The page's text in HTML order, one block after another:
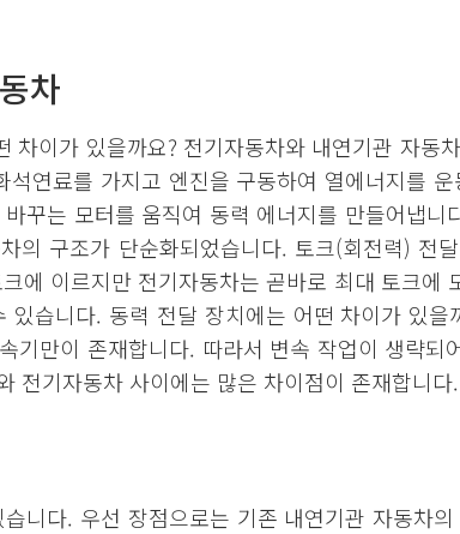
차
차이가 있을까요? 전기자동차와 내연기관 자동
연료를 가지고 엔진을 구동하여 열에너지를
꾸는 모터를 움직여 동력 에너지를 만들어냅니
의 구조가 단순화되었습니다. 토크(회전력) 전
에 이르지만 전기자동차는 곧바로 최대 토크에
습니다. 동력 전달 장치에는 어떤 차이가 있을
기만이 존재합니다. 따라서 변속 작업이 생략되
전기자동차 사이에는 많은 차이점이 존재합니다.
니다. 우선 장점으로는 기존 내연기관 자동차